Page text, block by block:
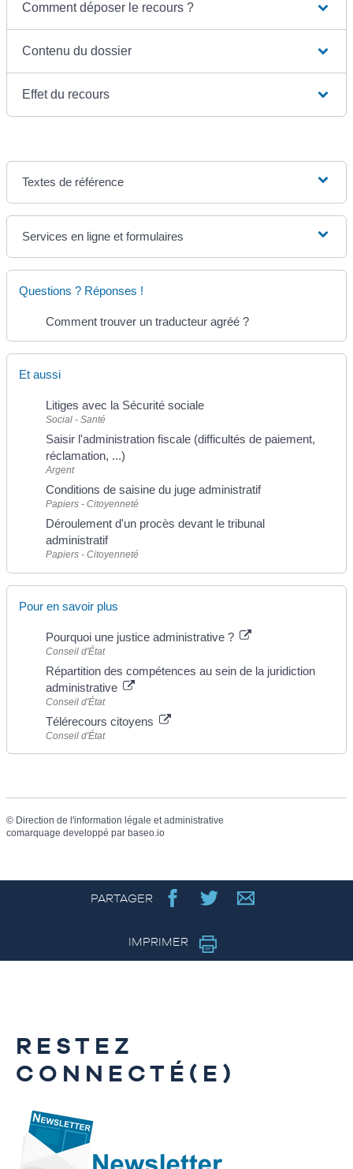
Comment déposer le recours ?
Contenu du dossier
Effet du recours
Textes de référence
Services en ligne et formulaires
Questions ? Réponses !
Comment trouver un traducteur agréé ?
Et aussi
Litiges avec la Sécurité sociale
Social - Santé
Saisir l'administration fiscale (difficultés de paiement,
réclamation, ...)
Argent
Conditions de saisine du juge administratif
Papiers - Citoyenneté
Déroulement d'un procès devant le tribunal
administratif
Papiers - Citoyenneté
Pour en savoir plus
Pourquoi une justice administrative ?
Conseil d'État
Répartition des compétences au sein de la juridiction
administrative
Conseil d'État
Télérecours citoyens
Conseil d'État
© Direction de l'information légale et administrative
comarquage developpé par baseo.io
PARTAGER
IMPRIMER
RESTEZ
CONNECTÉ(E)